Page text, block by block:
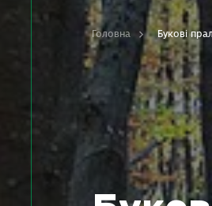
Головна Букові